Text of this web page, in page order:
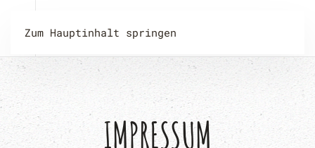
Zum Hauptinhalt springen
IMPRESSUM